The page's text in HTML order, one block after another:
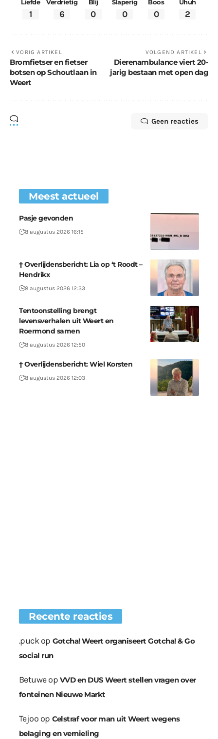
Liefde
1
Verdrietig
6
Blij
0
Slaperig
0
Boos
0
Uhuh
2
VORIG ARTIKEL
Bromfietser en fietser
botsen op Schoutlaan in
Weert
VOLGEND ARTIKEL
Dierenambulance viert 20-
jarig bestaan met open dag
Geen reacties
Meest actueel
Pasje gevonden
8 augustus 2026 16:15
† Overlijdensbericht: Lia op ‘t Roodt –
Hendrikx
8 augustus 2026 12:33
Tentoonstelling brengt
levensverhalen uit Weert en
Roermond samen
8 augustus 2026 12:50
† Overlijdensbericht: Wiel Korsten
8 augustus 2026 12:03
Recente reacties
.puckop Gotcha! Weert organiseert Gotcha! & Go
social run
Betuweop VVD en DUS Weert stellen vragen over
fonteinen Nieuwe Markt
Tejoo op Celstraf voor man uit Weert wegens
belaging en vernieling